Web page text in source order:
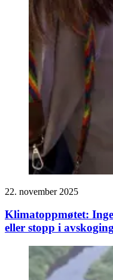
22. november 2025
Klimatoppmøtet:
eller stopp i